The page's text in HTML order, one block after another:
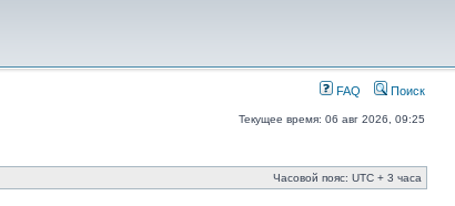
FAQ Поиск
Текущее время: 06 авг 2026, 09:25
Часовой пояс: UTC + 3 часа